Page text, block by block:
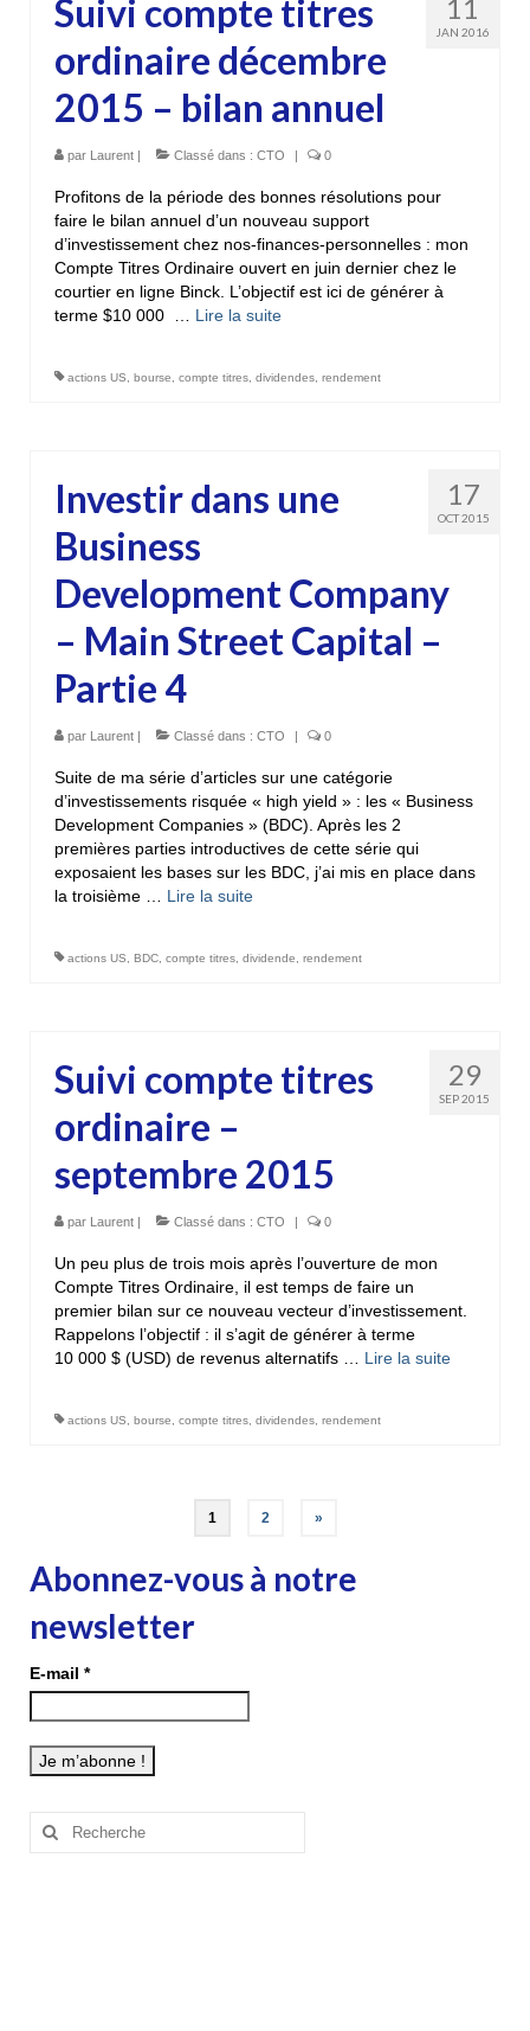
11
JAN 2016
Suivi compte titres
ordinaire décembre
2015 – bilan annuel
par Laurent | Classé dans : CTO | 0
Profitons de la période des bonnes résolutions pour
faire le bilan annuel d’un nouveau support
d’investissement chez nos-finances-personnelles : mon
Compte Titres Ordinaire ouvert en juin dernier chez le
courtier en ligne Binck. L’objectif est ici de générer à
terme $10 000 … Lire la suite­­
actions US bourse compte titres dividendes rendement
17
OCT 2015
Investir dans une
Business
Development Company
– Main Street Capital –
Partie 4
par Laurent | Classé dans : CTO | 0
Suite de ma série d’articles sur une catégorie
d’investissements risquée « high yield » : les « Business
Development Companies » (BDC). Après les 2
premières parties introductives de cette série qui
exposaient les bases sur les BDC, j’ai mis en place dans
la troisième … Lire la suite­­
actions US BDC compte titres dividende rendement
29
SEP 2015
Suivi compte titres
ordinaire –
septembre 2015
par Laurent | Classé dans : CTO | 0
Un peu plus de trois mois après l’ouverture de mon
Compte Titres Ordinaire, il est temps de faire un
premier bilan sur ce nouveau vecteur d’investissement.
Rappelons l’objectif : il s’agit de générer à terme
10 000 $ (USD) de revenus alternatifs … Lire la suite­­
actions US bourse compte titres dividendes rendement
Pagination
des
publications
1 2 »
Abonnez-vous à notre
newsletter
E-mail *
Rechercher